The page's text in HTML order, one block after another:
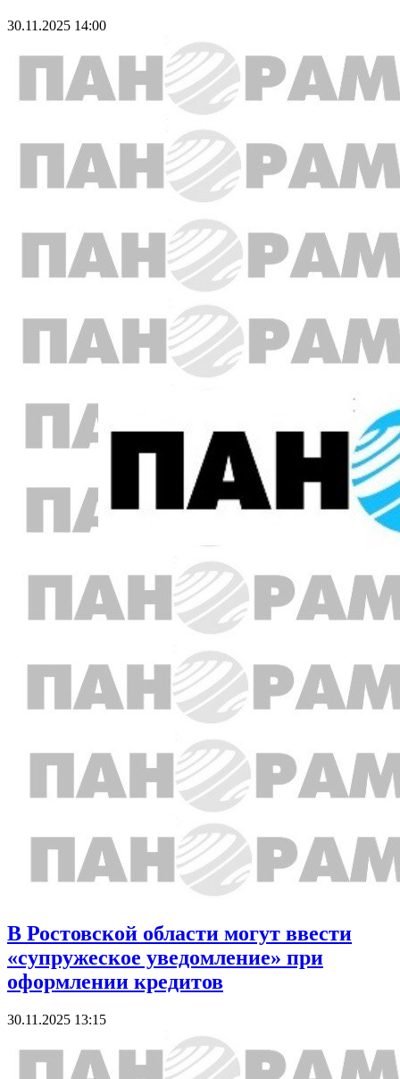
30.11.2025 14:00
В Ростовской области могут ввести
«супружеское уведомление» при
оформлении кредитов
30.11.2025 13:15